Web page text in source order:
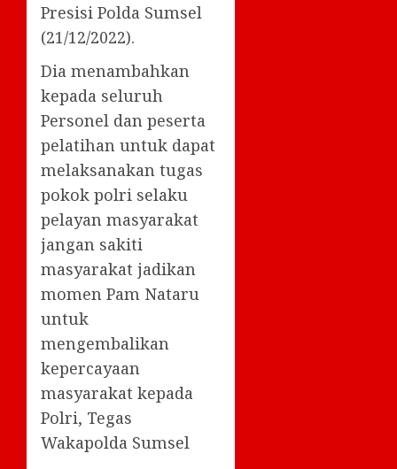
Presisi Polda Sumsel
(21/12/2022).
Dia menambahkan
kepada seluruh
Personel dan peserta
pelatihan untuk dapat
melaksanakan tugas
pokok polri selaku
pelayan masyarakat
jangan sakiti
masyarakat jadikan
momen Pam Nataru
untuk
mengembalikan
kepercayaan
masyarakat kepada
Polri, Tegas
Wakapolda Sumsel